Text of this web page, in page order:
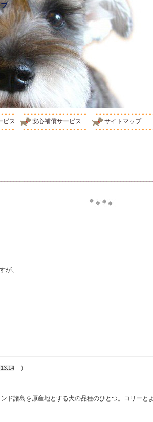
ビス 安心補償サービス サイトマップ
が、
）
ド諸島を原産地とする犬の品種のひとつ。コリーと